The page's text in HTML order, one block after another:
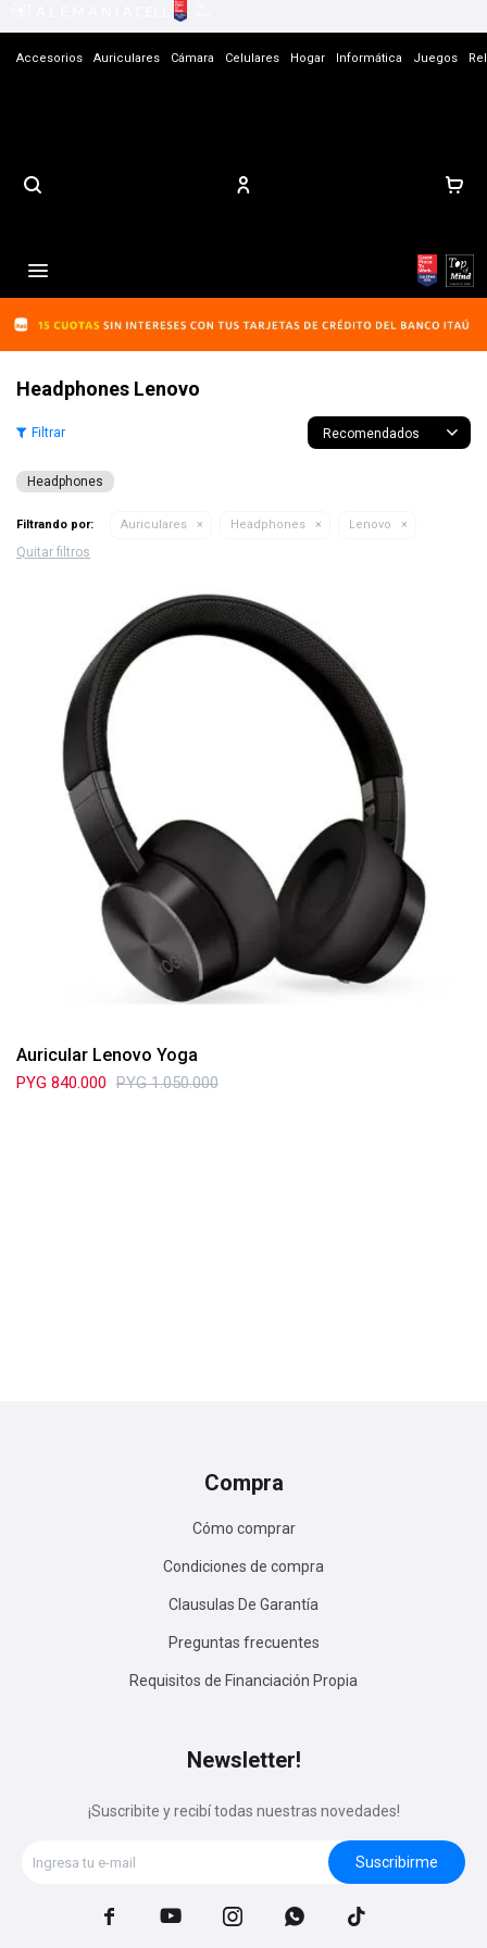
Accesorios Auriculares Cámara Celulares Hogar Informática Juegos

Headphones Lenovo
Recomendados
Headphones
Filtrando por: Auriculares Headphones Lenovo
Quitar filtros
Auricular Lenovo Yoga
PYG 840.000 PYG 1.050.000
Compra
Cómo comprar
Condiciones de compra
Clausulas De Garantía
Preguntas frecuentes
Requisitos de Financiación Propia
Newsletter!
¡Suscribite y recibí todas nuestras novedades!
Suscribirme
    